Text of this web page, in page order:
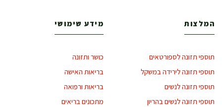
המלצות
תוספי תזונה לספורטאים
תוספי תזונה לירידה במשקל
תוספי תזונה לנשים
תוספי תזונה לנשים בהריון
מידע שימושי
כושר ותזונה
בריאות האישה
בריאות ורפואה
מתכונים בריאים